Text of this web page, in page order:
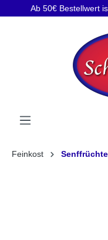
Ab 50€ Bestellwert
Feinkost